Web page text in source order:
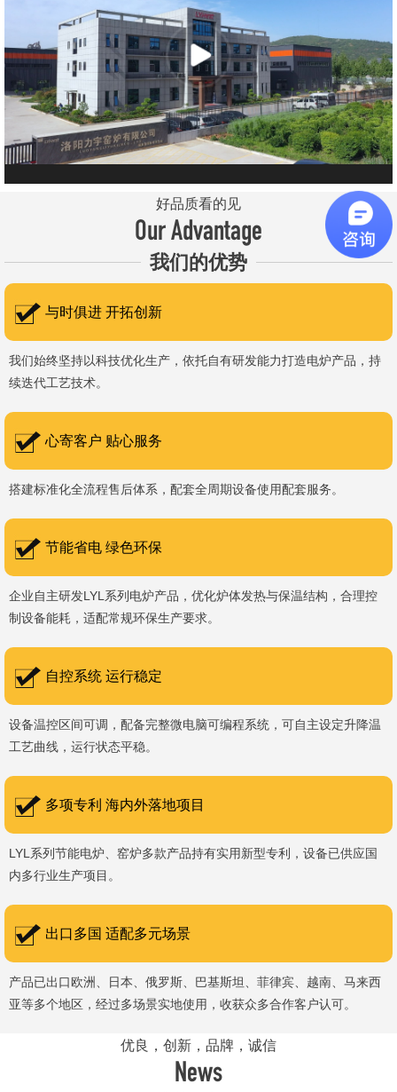
元件、高温窑具等。 历经二十余年市场积累，公司产品质量稳
定、性能可靠，应用场景覆盖高校、科研院所、工矿企业等领域，服
务于粉末、冶金、电子、煤炭、医药、陶瓷、玻璃、铝业、汽车、特
种新材料、耐火材料、新能源、航天航空、化工、金属烧结及金属热
处理等行业，产品覆盖国内多省市，并出口至海外多个国家和地
区。 近年来，公司通过理念更新、体制机制优化与科技创新，于
稳步增长，国内市场份额稳步提升，并获得质量诚信AAA 级企业荣
誉证书。 在产品技术方面，公司坚持精益求精、持续创新，自主
研发LYL系列节能精密型智能化电炉、窑炉产品，多项产品通过相关
权威认证。产品具备升温快、节能效果显著、温控精准、智能自动化
程度高、运行稳定、保温性能优良、全程电脑控制、可编程自动升降
盟CE认证。 公司凭借技术积累与产品优势，获得多项官方资质
认定：高新 技术企业、科技型中小企业、洛阳市企业研发中心（证
书编号：202207080）、河南省专精特新企业。 我们坚持以
科技促生产，以质量创品牌，以品牌创市场的战略发展，实现科学化
国内外新老客户前来参观洽谈，让我们携手，合作共赢，共创新未
来！洛阳新安工厂视频洛阳高新工厂视频
好品质看的见
Our Advantage
我们的优势
与时俱进 开拓创新
我们始终坚持以科技优化生产，依托自有研发能力打造电炉产品，持
续迭代工艺技术。
心寄客户 贴心服务
搭建标准化全流程售后体系，配套全周期设备使用配套服务。
节能省电 绿色环保
企业自主研发LYL系列电炉产品，优化炉体发热与保温结构，合理控
制设备能耗，适配常规环保生产要求。
自控系统 运行稳定
设备温控区间可调，配备完整微电脑可编程系统，可自主设定升降温
工艺曲线，运行状态平稳。
多项专利 海内外落地项目
LYL系列节能电炉、窑炉多款产品持有实用新型专利，设备已供应国
内多行业生产项目。
出口多国 适配多元场景
产品已出口欧洲、日本、俄罗斯、巴基斯坦、菲律宾、越南、马来西
亚等多个地区，经过多场景实地使用，收获众多合作客户认可。
优良，创新，品牌，诚信
News